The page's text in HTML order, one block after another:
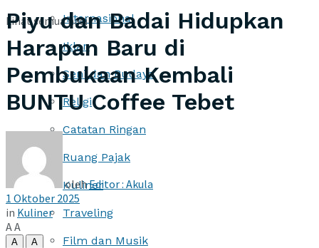
Internasional
Iklan
Seni dan Budaya
Religi
Catatan Ringan
Ruang Pajak
Kuliner
Traveling
Film dan Musik
Lihat semua hasil
Piyu dan Badai Hidupkan
Harapan Baru di
Pembukaan Kembali
BUNTU Coffee Tebet
olehEditor : Akula
1 Oktober 2025
in Kuliner
AA
A
A